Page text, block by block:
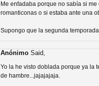
televisión
Me enfadaba porque no sabía si
romanticonas o si estaba ante una
Supongo que la segunda
Anónimo Said,
Yo la he visto doblada porque ya la
de hambre...jajajajaja.